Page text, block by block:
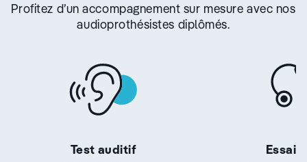
Profitez d’un accompagnement sur mesure avec nos
audioprothésistes diplômés.
Test auditif Essai